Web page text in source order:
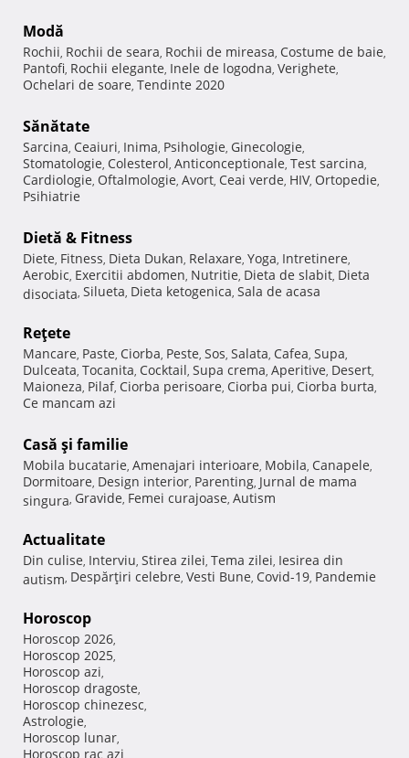
Modă
Rochii, Rochii de seara, Rochii de mireasa, Costume de baie,
Pantofi, Rochii elegante, Inele de logodna, Verighete,
Ochelari de soare, Tendinte 2020
Sănătate
Sarcina, Ceaiuri, Inima, Psihologie, Ginecologie,
Stomatologie, Colesterol, Anticonceptionale, Test sarcina,
Cardiologie, Oftalmologie, Avort, Ceai verde, HIV, Ortopedie,
Psihiatrie
Dietă & Fitness
Diete, Fitness, Dieta Dukan, Relaxare, Yoga, Intretinere,
Aerobic, Exercitii abdomen, Nutritie, Dieta de slabit, Dieta
disociata, Silueta, Dieta ketogenica, Sala de acasa
Reţete
Mancare, Paste, Ciorba, Peste, Sos, Salata, Cafea, Supa,
Dulceata, Tocanita, Cocktail, Supa crema, Aperitive, Desert,
Maioneza, Pilaf, Ciorba perisoare, Ciorba pui, Ciorba burta,
Ce mancam azi
Casă şi familie
Mobila bucatarie, Amenajari interioare, Mobila, Canapele,
Dormitoare, Design interior, Parenting, Jurnal de mama
singura, Gravide, Femei curajoase, Autism
Actualitate
Din culise, Interviu, Stirea zilei, Tema zilei, Iesirea din
autism, Despărţiri celebre, Vesti Bune, Covid-19, Pandemie
Horoscop
Horoscop 2026,
Horoscop 2025,
Horoscop azi,
Horoscop dragoste,
Horoscop chinezesc,
Astrologie,
Horoscop lunar,
Horoscop rac azi